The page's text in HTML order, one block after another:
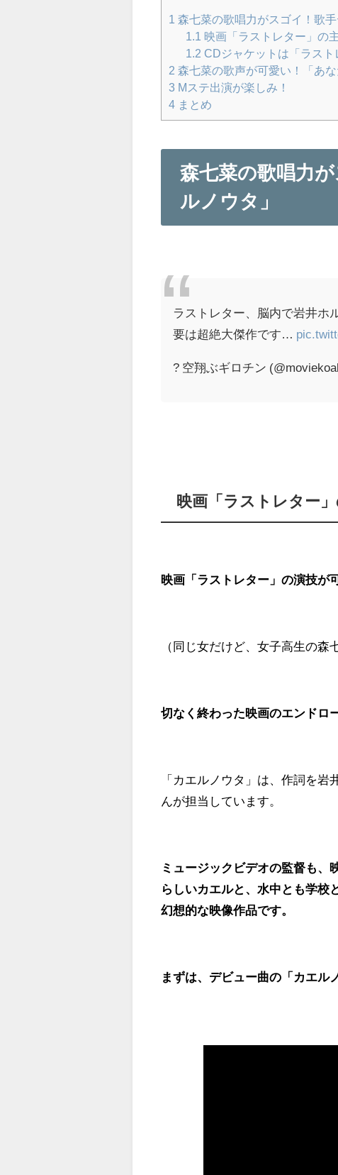
1 森七菜の歌唱力がスゴイ！歌
1.1
映画「ラストレター」の
1.2 CDジャケットは「ラス
2 森七菜の歌声が可愛い！「あな
3 Mステ出演が楽しみ！
4 まとめ
森七菜の歌唱力
ルノウタ」
ラストレター、脳内で岩井ホ
要は超絶大傑作です…
? 空翔ぶギロチン
映画「ラストレター
映画「ラストレター」の演技が
（同じ女だけど、女子高生の森
切なく終わった映画のエンドロ
「カエルノウタ」は、作詞を
んが担当しています。
ミュージックビデオの監督も、
らしいカエルと、水中とも学校
幻想的な映像作品です。
まずは、デビュー曲の「カエル